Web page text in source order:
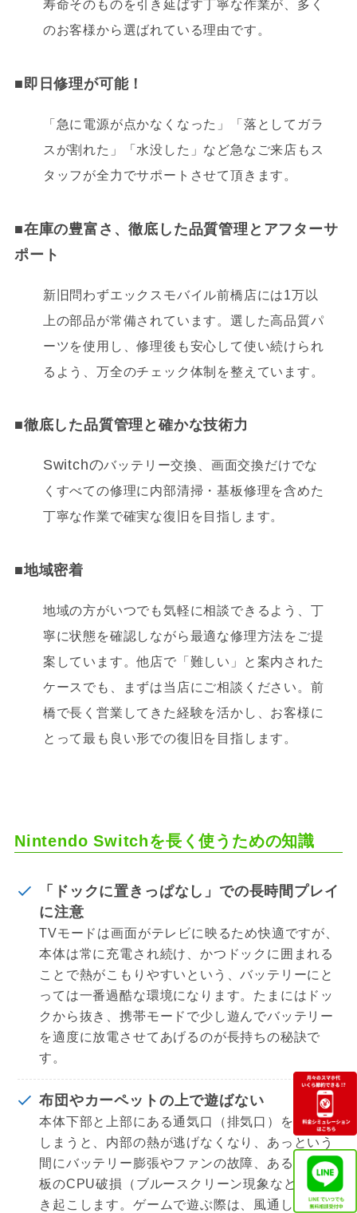
寿命そのものを引き延ばす丁寧な作業が、多く
のお客様から選ばれている理由です。
■即日修理が可能！
「急に電源が点かなくなった」「落としてガラ
スが割れた」「水没した」など急なご来店もス
タッフが全力でサポートさせて頂きます。
■在庫の豊富さ、徹底した品質管理とアフターサ
ポート
新旧問わずエックスモバイル前橋店には1万以
上の部品が常備されています。選した高品質パ
ーツを使用し、修理後も安心して使い続けられ
るよう、万全のチェック体制を整えています。
■徹底した品質管理と確かな技術力
Switchのバッテリー交換、画面交換だけでな
くすべての修理に内部清掃・基板修理を含めた
丁寧な作業で確実な復旧を目指します。
■地域密着
地域の方がいつでも気軽に相談できるよう、丁
寧に状態を確認しながら最適な修理方法をご提
案しています。他店で「難しい」と案内された
ケースでも、まずは当店にご相談ください。前
橋で長く営業してきた経験を活かし、お客様に
とって最も良い形での復旧を目指します。
Nintendo Switchを長く使うための知識
「ドックに置きっぱなし」での長時間プレイ
に注意
TVモードは画面がテレビに映るため快適ですが、
本体は常に充電され続け、かつドックに囲まれる
ことで熱がこもりやすいという、バッテリーにと
っては一番過酷な環境になります。たまにはドッ
クから抜き、携帯モードで少し遊んでバッテリー
を適度に放電させてあげるのが長持ちの秘訣で
す。
布団やカーペットの上で遊ばない
本体下部と上部にある通気口（排気口）を塞いで
しまうと、内部の熱が逃げなくなり、あっという
間にバッテリー膨張やファンの故障、あるいは基
板のCPU破損（ブルースクリーン現象など）を引
き起こします。ゲームで遊ぶ際は、風通しの良